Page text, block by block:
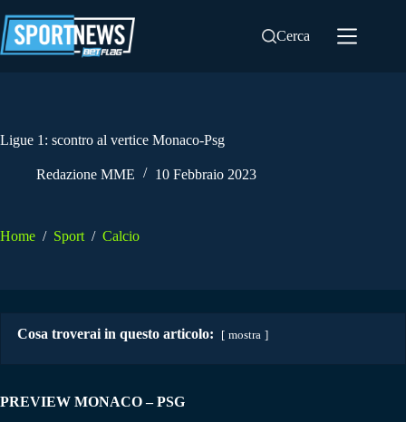
al
contenuto
Cerca
Ligue 1: scontro al vertice Monaco-Psg
Redazione MME 10 Febbraio 2023
Home / Sport / Calcio
Cosa troverai in questo articolo: mostra
PREVIEW MONACO – PSG